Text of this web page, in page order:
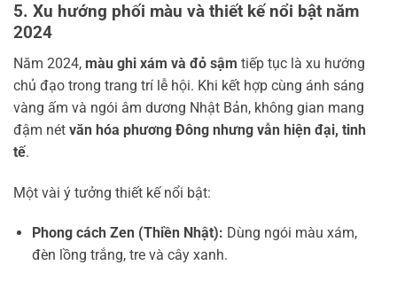
5. Xu hướng phối màu và thiết kế nổi bật năm
2024
Năm 2024, màu ghi xám và đỏ sậm tiếp tục là xu hướng
chủ đạo trong trang trí lễ hội. Khi kết hợp cùng ánh sáng
vàng ấm và ngói âm dương Nhật Bản, không gian mang
đậm nét văn hóa phương Đông nhưng vẫn hiện đại, tinh
tế.
Một vài ý tưởng thiết kế nổi bật:
Phong cách Zen (Thiền Nhật): Dùng ngói màu xám,
đèn lồng trắng, tre và cây xanh.